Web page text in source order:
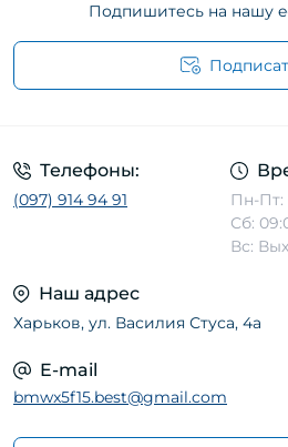
Подпишитесь на нашу
Телефоны:
(097) 914 94 91
Пн-Пт:
Сб:
Вс:
Наш адрес
Харьков, ул. Василия Стуса, 4а
E-mail
bmwx5f15.best@gmail.com